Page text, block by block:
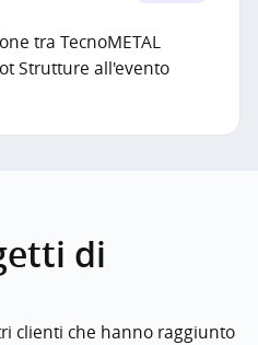
tra TecnoMETAL
Strutture all'evento
di
clienti che hanno raggiunto